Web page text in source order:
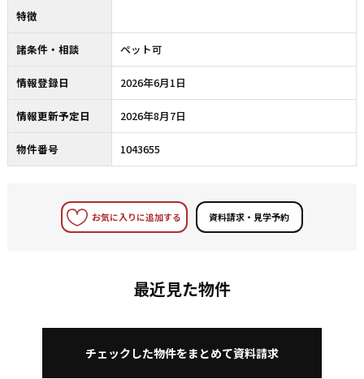
特徴
諸条件・相談 ペット可
情報登録日 2026年6月1日
情報更新予定日 2026年8月7日
物件番号 1043655
お気に入りに追加する
最近見た物件